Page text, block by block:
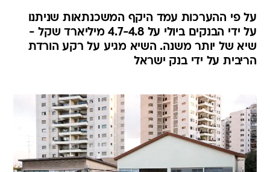
על פי ההערכות עמד היקף המשכנתאות שניתנו
על ידי הבנקים ביולי על 4.7-4.8 מיליארד שקל -
שיא של יותר משנה. השיא מגיע על רקע הורדת
הריבית על ידי בנק ישראל